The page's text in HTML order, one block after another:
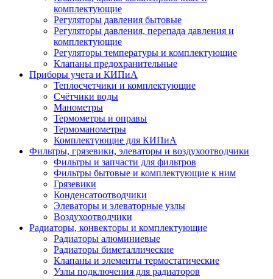
комплектующие
Регуляторы давления бытовые
Регуляторы давления, перепада давления и
комплектующие
Регуляторы температуры и комплектующие
Клапаны предохранительные
Приборы учета и КИПиА
Теплосчетчики и комплектующие
Счётчики воды
Манометры
Термометры и оправы
Термоманометры
Комплектующие для КИПиА
Фильтры, грязевики, элеваторы и воздухоотводчики
Фильтры и запчасти для фильтров
Фильтры бытовые и комплектующие к ним
Грязевики
Конденсатоотводчики
Элеваторы и элеваторные узлы
Воздухоотводчики
Радиаторы, конвекторы и комплектующие
Радиаторы алюминиевые
Радиаторы биметаллические
Клапаны и элементы термостатические
Узлы подключения для радиаторов